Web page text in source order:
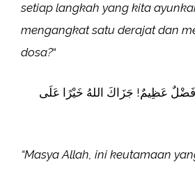
setiap langkah yang kita
mengangkat satu derajat dan
dosa?“
فَضْلٌ عَظِيمٌ! جَزَاكَ اللهُ خَيْرًا عَلَى
“Masya Allah, ini keutamaan